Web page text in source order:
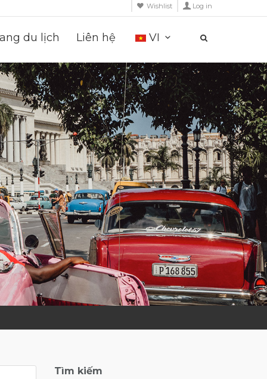
Wishlist Log in
du lịch Liên hệ VI
Tìm kiếm